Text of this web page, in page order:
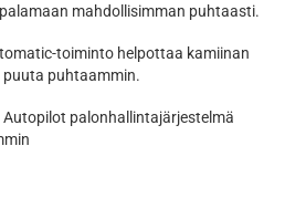
mahdollisimman puhtaasti.
toiminto helpottaa kamiinan
puhtaammin.
palonhallintajärjestelmä